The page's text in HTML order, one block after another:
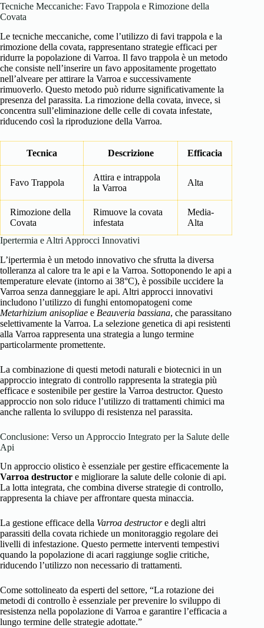
Tecniche Meccaniche: Favo Trappola e Rimozione della
Covata
Le tecniche meccaniche, come l’utilizzo di favi trappola e la
rimozione della covata, rappresentano strategie efficaci per
ridurre la popolazione di Varroa. Il favo trappola è un metodo
che consiste nell’inserire un favo appositamente progettato
nell’alveare per attirare la Varroa e successivamente
rimuoverlo. Questo metodo può ridurre significativamente la
presenza del parassita. La rimozione della covata, invece, si
concentra sull’eliminazione delle celle di covata infestate,
riducendo così la riproduzione della Varroa.
Tecnica Descrizione Efficacia
Favo Trappola
Attira e intrappola
la Varroa
Alta
Rimozione della
Covata
Rimuove la covata
infestata
Media-
Alta
Ipertermia e Altri Approcci Innovativi
L’ipertermia è un metodo innovativo che sfrutta la diversa
tolleranza al calore tra le api e la Varroa. Sottoponendo le api a
temperature elevate (intorno ai 38°C), è possibile uccidere la
Varroa senza danneggiare le api. Altri approcci innovativi
includono l’utilizzo di funghi entomopatogeni come
Metarhizium anisopliae e Beauveria bassiana, che parassitano
selettivamente la Varroa. La selezione genetica di api resistenti
alla Varroa rappresenta una strategia a lungo termine
particolarmente promettente.
La combinazione di questi metodi naturali e biotecnici in un
approccio integrato di controllo rappresenta la strategia più
efficace e sostenibile per gestire la Varroa destructor. Questo
approccio non solo riduce l’utilizzo di trattamenti chimici ma
anche rallenta lo sviluppo di resistenza nel parassita.
Conclusione: Verso un Approccio Integrato per la Salute delle
Api
Un approccio olistico è essenziale per gestire efficacemente la
Varroa destructor e migliorare la salute delle colonie di api.
La lotta integrata, che combina diverse strategie di controllo,
rappresenta la chiave per affrontare questa minaccia.
La gestione efficace della Varroa destructore degli altri
parassiti della covata richiede un monitoraggio regolare dei
livelli di infestazione. Questo permette interventi tempestivi
quando la popolazione di acari raggiunge soglie critiche,
riducendo l’utilizzo non necessario di trattamenti.
Come sottolineato da esperti del settore, “La rotazione dei
metodi di controllo è essenziale per prevenire lo sviluppo di
resistenza nella popolazione di Varroa e garantire l’efficacia a
lungo termine delle strategie adottate.”